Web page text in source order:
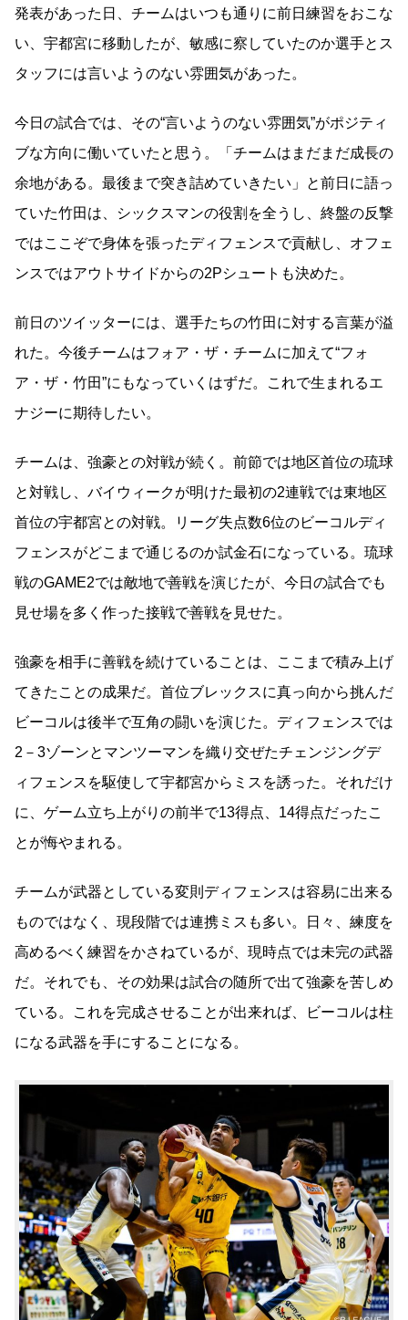
発表があった日、チームはいつも通りに前日練習をおこな
い、宇都宮に移動したが、敏感に察していたのか選手とス
タッフには言いようのない雰囲気があった。
今日の試合では、その“言いようのない雰囲気”がポジティ
ブな方向に働いていたと思う。「チームはまだまだ成長の
余地がある。最後まで突き詰めていきたい」と前日に語っ
ていた竹田は、シックスマンの役割を全うし、終盤の反撃
ではここぞで身体を張ったディフェンスで貢献し、オフェ
ンスではアウトサイドからの2Pシュートも決めた。
前日のツイッターには、選手たちの竹田に対する言葉が溢
れた。今後チームはフォア・ザ・チームに加えて“フォ
ア・ザ・竹田”にもなっていくはずだ。これで生まれるエ
ナジーに期待したい。
チームは、強豪との対戦が続く。 前節では地区首位の琉球
と対戦し、バイウィークが明けた最初の2連戦では東地区
首位の宇都宮との対戦。リーグ失点数6位のビーコルディ
フェンスがどこまで通じるのか試金石になっている。琉球
戦のGAME2では敵地で善戦を演じたが、今日の試合でも
見せ場を多く作った接戦で善戦を見せた。
強豪を相手に善戦を続けていることは、ここまで積み上げ
てきたことの成果だ。首位ブレックスに真っ向から挑んだ
ビーコルは後半で互角の闘いを演じた。ディフェンスでは
2－3ゾーンとマンツーマンを織り交ぜたチェンジングデ
ィフェンスを駆使して宇都宮からミスを誘った。それだけ
に、ゲーム立ち上がりの前半で13得点、14得点だったこ
とが悔やまれる。
チームが武器としている変則ディフェンスは容易に出来る
ものではなく、現段階では連携ミスも多い。日々、練度を
高めるべく練習をかさねているが、現時点では未完の武器
だ。それでも 、その効果は試合の随所で出て強豪を苦しめ
ている。これを完成させることが出来れば、ビーコルは柱
になる武器を手にすることになる。